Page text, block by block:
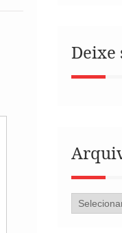
Deixe
Arquivo